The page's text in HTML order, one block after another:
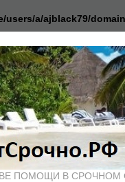
users/a/ajblack79/
ПОМОЩИ В